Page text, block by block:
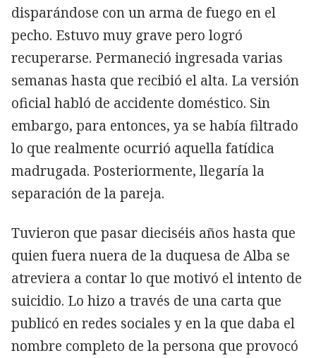
disparándose con un arma de fuego en el
pecho. Estuvo muy grave pero logró
recuperarse. Permaneció ingresada varias
semanas hasta que recibió el alta. La versión
oficial habló de accidente doméstico. Sin
embargo, para entonces, ya se había filtrado
lo que realmente ocurrió aquella fatídica
madrugada. Posteriormente, llegaría la
separación de la pareja.
Tuvieron que pasar dieciséis años hasta que
quien fuera nuera de la duquesa de Alba se
atreviera a contar lo que motivó el intento de
suicidio. Lo hizo a través de una carta que
publicó en redes sociales y en la que daba el
nombre completo de la persona que provocó